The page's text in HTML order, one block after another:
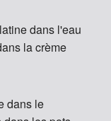
dans l'eau
la crème
dans le